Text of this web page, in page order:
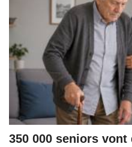
350 000 seniors